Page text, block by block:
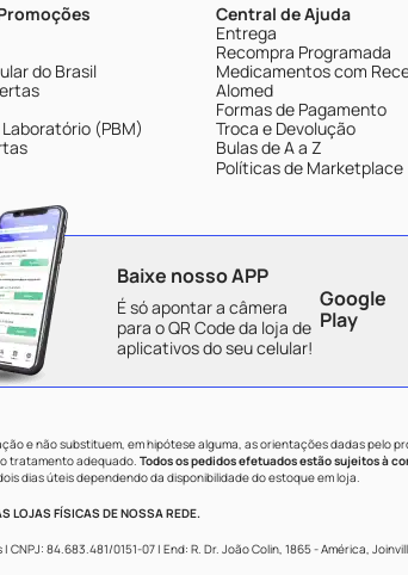
do Brasil
(PBM)
Central de Ajuda
Entrega
Recompra Programada
Medicamentos com
Alomed
Formas de Pagamento
Troca e Devolução
Bulas de A a Z
Políticas de Marketplace
Baixe nosso APP
É só apontar a câmera
para o QR Code da loja de
aplicativos do seu celular!
Google
Play
e não substituem, em hipótese alguma, as orientações dadas pelo
tratamento adequado. Todos os pedidos efetuados estão sujeitos à
dias úteis dependendo da disponibilidade do estoque em loja.
LOJAS FÍSICAS DE NOSSA REDE.
CNPJ: 84.683.481/0151-07 | End: R. Dr. João Colin, 1865 - América,